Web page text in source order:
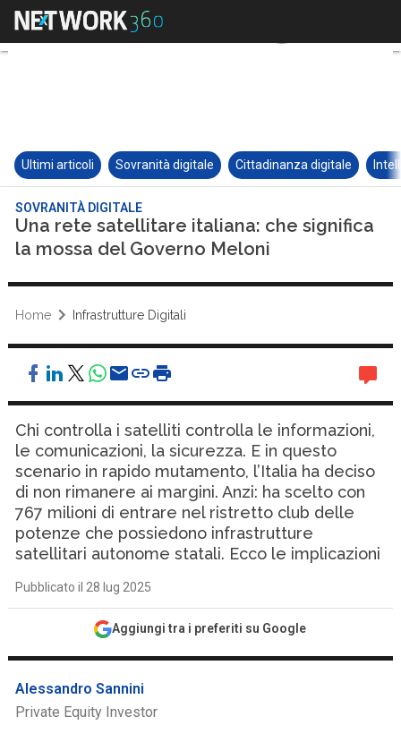
Ultimi articoli Sovranità digitale Cittadinanza digitale
SOVRANITÀ DIGITALE
Una rete satellitare italiana: che significa
la mossa del Governo Meloni
Home Infrastrutture Digitali
Chi controlla i satelliti controlla le informazioni,
le comunicazioni, la sicurezza. E in questo
scenario in rapido mutamento, l’Italia ha deciso
di non rimanere ai margini. Anzi: ha scelto con
767 milioni di entrare nel ristretto club delle
potenze che possiedono infrastrutture
satellitari autonome statali. Ecco le implicazioni
Pubblicato il 28 lug 2025
Aggiungi tra i preferiti su Google
Alessandro Sannini
Private Equity Investor